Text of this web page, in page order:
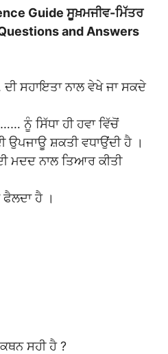
Guide ਸੂਖ਼ਮਜੀਵ-ਮਿੱਤਰ
and Answers
ਸਹਾਇਤਾ ਨਾਲ ਵੇਖੇ ਜਾ ਸਕਦੇ
ਨੂੰ ਸਿੱਧਾ ਹੀ ਹਵਾ ਵਿੱਚੋਂ
ਉਪਜਾਊ ਸ਼ਕਤੀ ਵਧਾਉਂਦੀ ਹੈ ।
ਨਾਲ ਤਿਆਰ ਕੀਤੀ
ਹੈ ।
ਸਹੀ ਹੈ ?